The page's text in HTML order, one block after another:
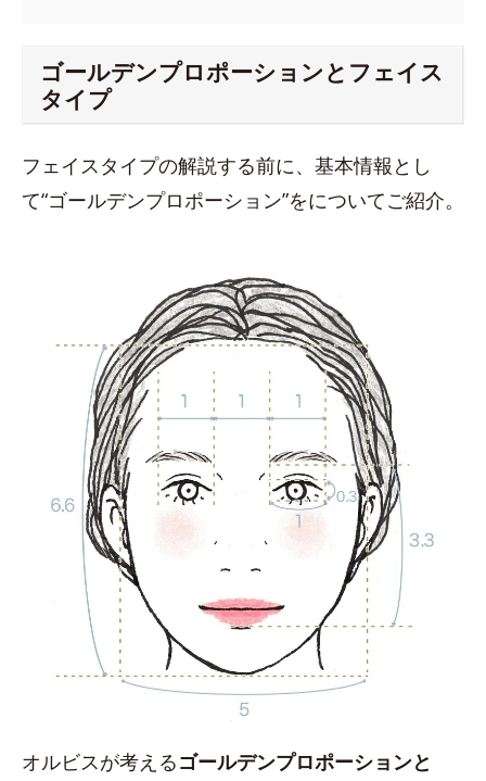
ゴールデンプロポーションとフェイス
タイプ
フェイスタイプの解説する前に、基本情報とし
て“ゴールデンプロポーション”をについてご紹介。
オルビスが考えるゴールデンプロポーションと